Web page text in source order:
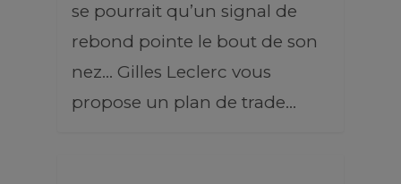
se pourrait qu’un signal de
rebond pointe le bout de son
nez… Gilles Leclerc vous
propose un plan de trade…